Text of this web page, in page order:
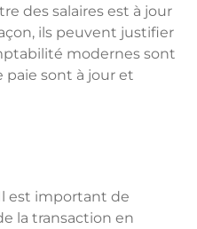
des salaires est à jour
ils peuvent justifier
modernes sont
paie sont à jour et
est important de
la transaction en